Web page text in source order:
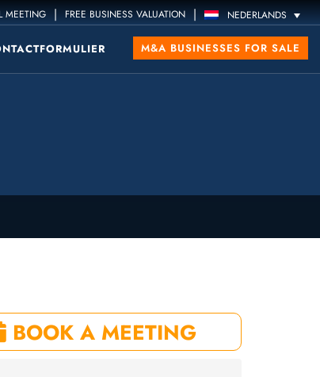
MEETING | FREE BUSINESS VALUATION | NEDERLANDS
M&A BUSINESSES FOR SALE
BOOK A MEETING